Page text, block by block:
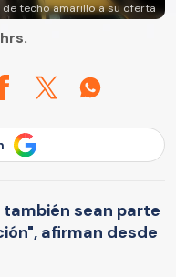
de techo amarillo a su oferta
sean parte
afirman desde